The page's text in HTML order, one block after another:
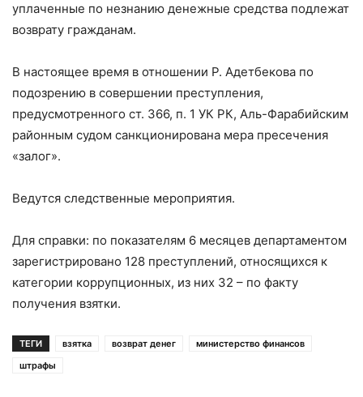
уплаченные по незнанию денежные средства подлежат
возврату гражданам.
В настоящее время в отношении Р. Адетбекова по
подозрению в совершении преступления,
предусмотренного ст. 366, п. 1 УК РК, Аль-Фарабийским
районным судом санкционирована мера пресечения
«залог».
Ведутся следственные мероприятия.
Для справки: по показателям 6 месяцев департаментом
зарегистрировано 128 преступлений, относящихся к
категории коррупционных, из них 32 – по факту
получения взятки.
ТЕГИ взятка возврат денег
министерство финансов
штрафы